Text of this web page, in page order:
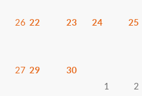
26 22 23 24 25
27 29
30
1
2